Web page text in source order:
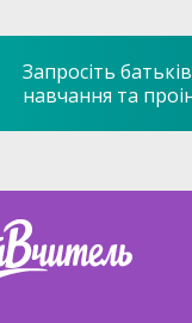
Запросіть
навчання та